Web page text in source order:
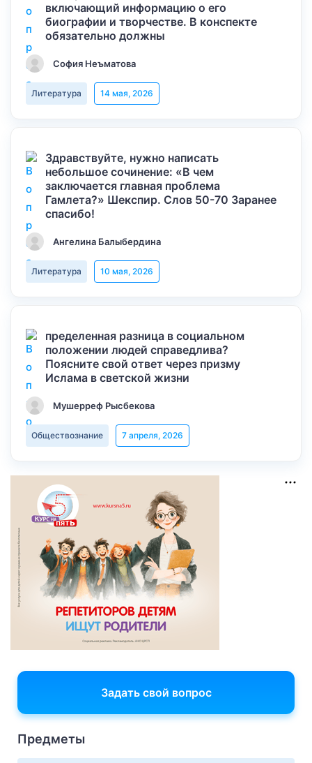
включающий информацию о его
биографии и творчестве. В конспекте
обязательно должны
София Неъматова
Литература 14 мая, 2026
Здравствуйте, нужно написать
небольшое сочинение: «В чем
заключается главная проблема
Гамлета?» Шекспир. Слов 50-70 Заранее
спасибо!
Ангелина Балыбердина
Литература 10 мая, 2026
пределенная разница в социальном
положении людей справедлива?
Поясните свой ответ через призму
Ислама в светской жизни
Мушерреф Рысбекова
Обществознание 7 апреля, 2026
Задать свой вопрос
Предметы